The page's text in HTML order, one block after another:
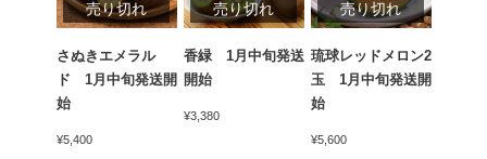
売り切れ
さぬきエメラル
ド 1月中旬発送開
始
¥5,400
売り切れ
香緑 1月中旬発送
開始
¥3,380
売り切れ
琉球レッドメロン2
玉 1月中旬発送開
始
¥5,600